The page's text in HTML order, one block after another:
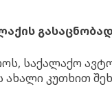
გასაცნობად
საქალაქო
ახალი კუთხით